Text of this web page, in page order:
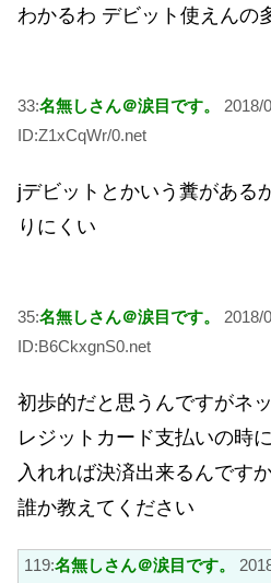
わかるわ デビット使えんの
33:名無しさん＠涙目です。
2018/
ID:Z1xCqWr/0.net
jデビットとかいう糞がある
りにくい
35:名無しさん＠涙目です。
2018/
ID:B6CkxgnS0.net
初歩的だと思うんですがネ
レジットカード支払いの時
入れれば決済出来るんです
誰か教えてください
119:名無しさん＠涙目です。